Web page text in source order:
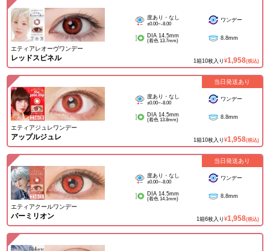
エティアレオーヴワンデー
レッドスピネル
度あり・なし
±0.00~-8.00
ワンデー
DIA 14.5mm
(着色 13.7mm) 8.8mm
1箱10枚入り ¥1,958(税込)
エティアジュレワンデー
アップルジュレ
度あり・なし
±0.00~-8.00
ワンデー
DIA 14.5mm
(着色 13.8mm) 8.8mm
1箱10枚入り ¥1,958(税込)
当日発送あり
エティアクールワンデー
バーミリオン
度あり・なし
±0.00~-8.00
ワンデー
DIA 14.5mm
(着色 14.1mm) 8.8mm
1箱6枚入り ¥1,958(税込)
当日発送あり